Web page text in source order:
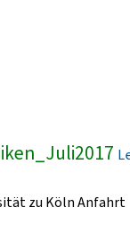
zu Köln Anfahrt